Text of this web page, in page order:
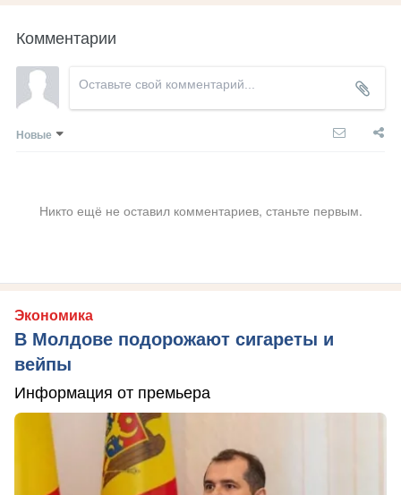
Комментарии
Новые
Никто ещё не оставил комментариев, станьте первым.
Экономика
В Молдове подорожают сигареты и
вейпы
Информация от премьера